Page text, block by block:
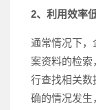
2、利用效率
通常情况下，
案资料的检索
行查找相关数
确的情况发生